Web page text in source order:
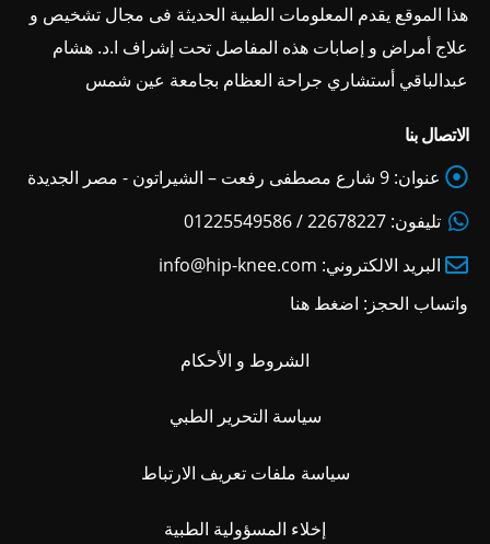
هذا الموقع يقدم المعلومات الطبية الحديثة فى مجال تشخيص و
علاج أمراض و إصابات هذه المفاصل تحت إشراف ا.د. هشام
عبدالباقي أستشاري جراحة العظام بجامعة عين شمس
الاتصال بنا
عنوان: 9 شارع مصطفى رفعت – الشيراتون - مصر الجديدة
تليفون: 22678227 / 01225549586
البريد الالكتروني: info@hip-knee.com
واتساب الحجز: اضغط هنا
الشروط و الأحكام
سياسة التحرير الطبي
سياسة ملفات تعريف الارتباط
إخلاء المسؤولية الطبية